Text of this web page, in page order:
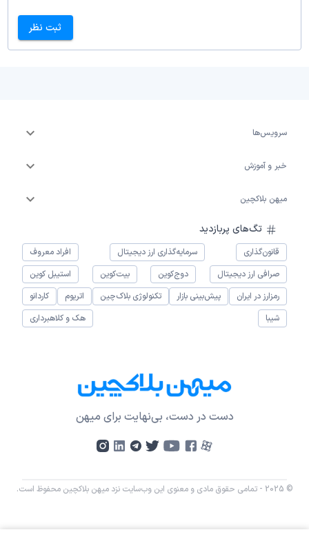
ثبت نظر
سرویس‌ها
خبر و آموزش
میهن بلاکچین
تگ‌های پربازدید
قانون‌گذاری سرمایه‌گذاری ارز دیجیتال
افراد معروف
صرافی ارز دیجیتال
دوج‌کوین بیت‌کوین
استیبل کوین
رمزارز در ایران
پیش‌بینی بازار تکنولوژی بلاک‌چین اتریوم
کاردانو
شیبا
هک و کلاهبرداری
دست در دست، بی‌نهایت برای میهن
© 2025 - تمامی حقوق مادی و معنوی این وب‌سایت نزد میهن بلاکچین محفوظ است.